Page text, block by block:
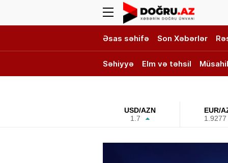
Əsas səhifə Son Xəbərlər
Səhiyyə Elm və təhsil
USD/AZN
1.7
EUR/
1.9277